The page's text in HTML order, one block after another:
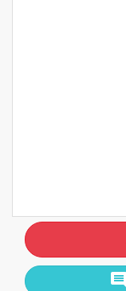
comment